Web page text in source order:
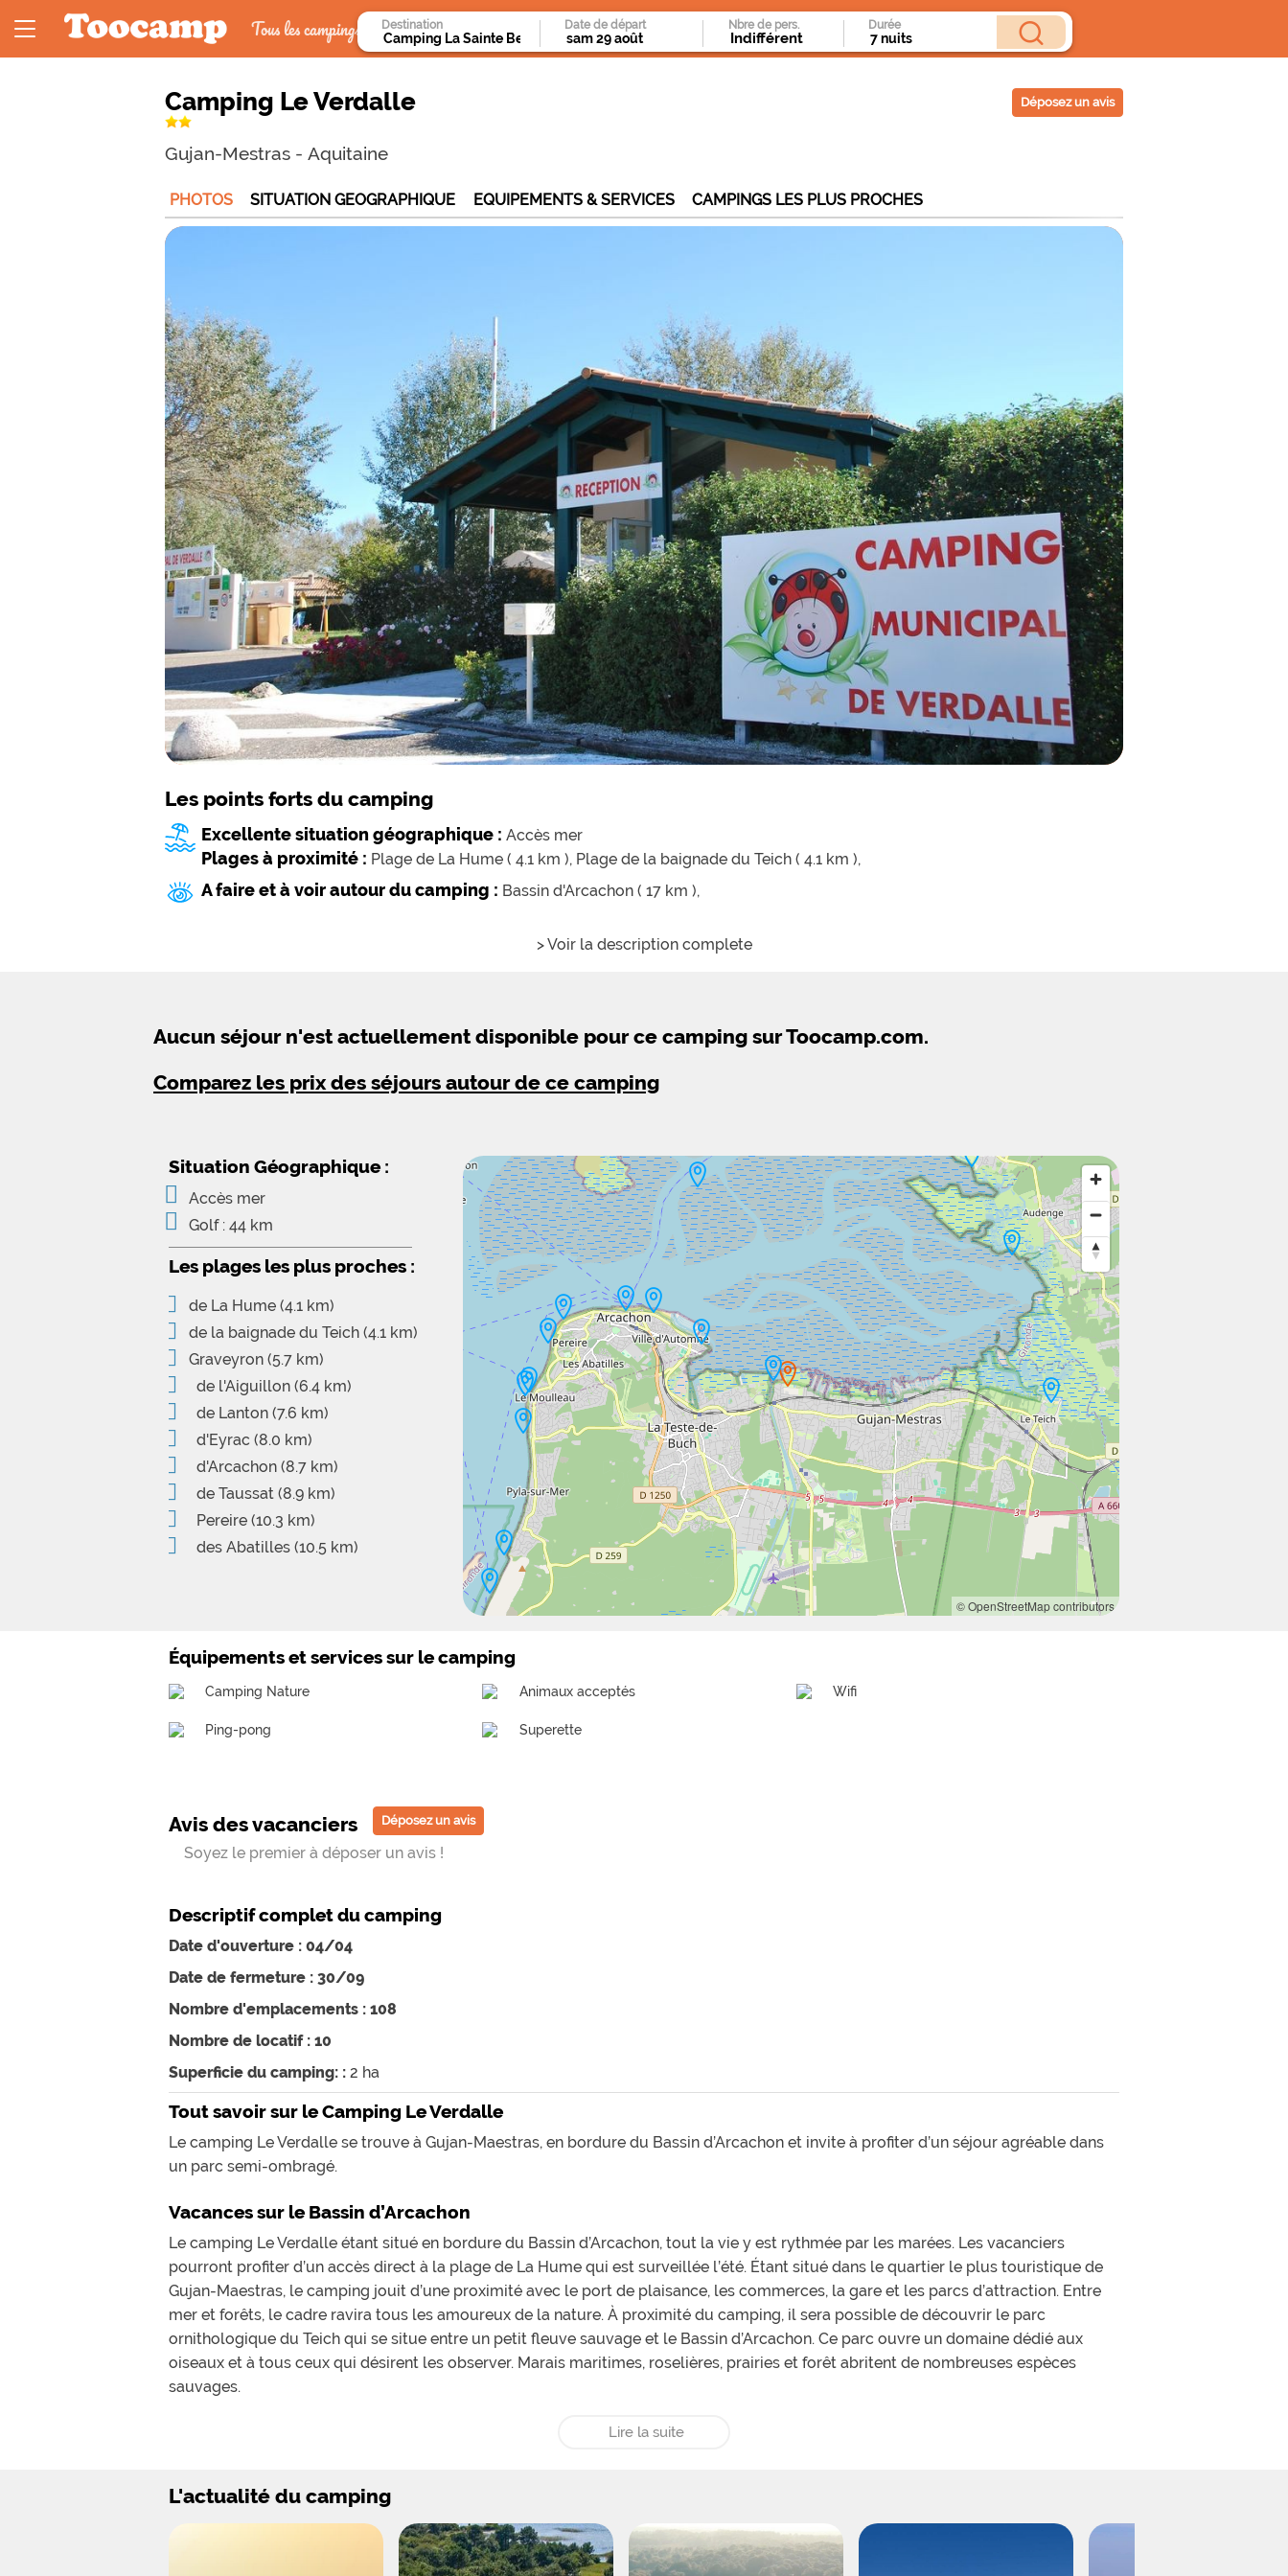
Tous les campings Destination Date de départ Durée
Nbre de pers.
Camping Le Verdalle
Gujan-Mestras - Aquitaine
Déposez un avis
PHOTOS SITUATION GEOGRAPHIQUE EQUIPEMENTS & SERVICES CAMPINGS LES PLUS PROCHES
Les points forts du camping
Excellente situation géographique : Accès mer
Plages à proximité : Plage de La Hume ( 4.1 km ), Plage de la baignade du Teich ( 4.1 km ),
A faire et à voir autour du camping : Bassin d'Arcachon ( 17 km ),
> Voir la description complete
Aucun séjour n'est actuellement disponible pour ce camping sur Toocamp.com.
Comparez les prix des séjours autour de ce camping
Situation Géographique :
Accès mer
Golf : 44 km
© OpenStreetMap contributors
Les plages les plus proches :
de La Hume (4.1 km)
de la baignade du Teich (4.1 km)
Graveyron (5.7 km)
de l'Aiguillon (6.4 km)
de Lanton (7.6 km)
d'Eyrac (8.0 km)
d'Arcachon (8.7 km)
de Taussat (8.9 km)
Pereire (10.3 km)
des Abatilles (10.5 km)
Équipements et services sur le camping
Camping Nature Animaux acceptés Wifi
Ping-pong Superette
Avis des vacanciers Déposez un avis
Soyez le premier à déposer un avis !
Descriptif complet du camping
Date d'ouverture : 04/04
Date de fermeture : 30/09
Nombre d'emplacements : 108
Nombre de locatif : 10
Superficie du camping: : 2 ha
Tout savoir sur le Camping Le Verdalle
Le camping Le Verdalle se trouve à Gujan-Maestras, en bordure du Bassin d’Arcachon et invite à profiter d’un séjour agréable dans
un parc semi-ombragé.
Vacances sur le Bassin d’Arcachon
Le camping Le Verdalle étant situé en bordure du Bassin d’Arcachon, tout la vie y est rythmée par les marées. Les vacanciers
pourront profiter d’un accès direct à la plage de La Hume qui est surveillée l’été. Étant situé dans le quartier le plus touristique de
Gujan-Maestras, le camping jouit d’une proximité avec le port de plaisance, les commerces, la gare et les parcs d’attraction. Entre
mer et forêts, le cadre ravira tous les amoureux de la nature. À proximité du camping, il sera possible de découvrir le parc
ornithologique du Teich qui se situe entre un petit fleuve sauvage et le Bassin d’Arcachon. Ce parc ouvre un domaine dédié aux
oiseaux et à tous ceux qui désirent les observer. Marais maritimes, roselières, prairies et forêt abritent de nombreuses espèces
sauvages.
dernière est la plus haute d’Europe et elle offre une étendue incroyable ainsi qu’un environnement fascinant. Son panorama unique
en impressionnera plus d’un.
Location sur le bassin d’Arcachon
Lire la suite
L'actualité du camping